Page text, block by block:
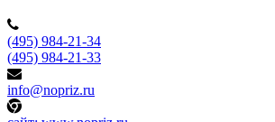
(495) 984-21-34
(495) 984-21-33
info@nopriz.ru